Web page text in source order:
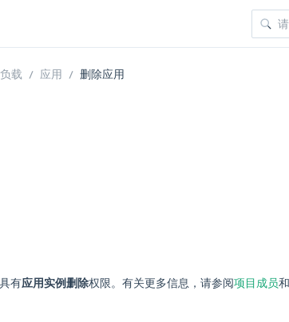
载 应用 删除应用
有应用实例删除权限。有关更多信息，请参阅项目成员和